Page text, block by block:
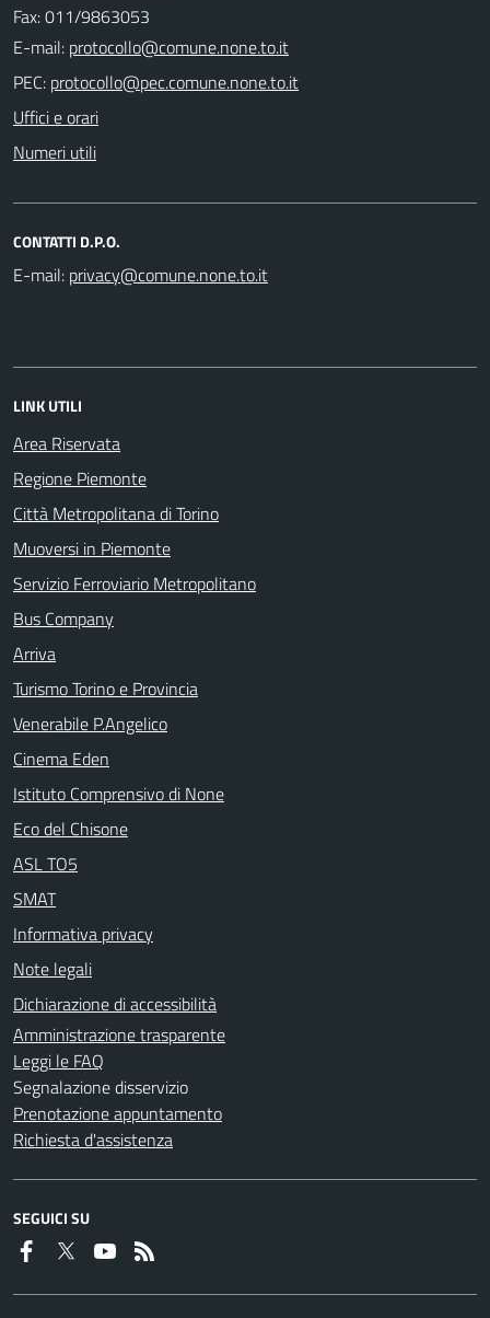
Fax: 011/9863053
E-mail:
PEC:
Uffici e orari
Numeri utili
CONTATTI D.P.O.
E-mail:
LINK UTILI
Area Riservata
Regione Piemonte
Città Metropolitana di Torino
Muoversi in Piemonte
Servizio Ferroviario Metropolitano
Bus Company
Arriva
Turismo Torino e Provincia
Venerabile P.Angelico
Cinema Eden
Istituto Comprensivo di None
Eco del Chisone
ASL TO5
SMAT
Informativa privacy
Note legali
Dichiarazione di accessibilità
Amministrazione trasparente
Leggi le FAQ
Segnalazione disservizio
Prenotazione appuntamento
Richiesta d'assistenza
SEGUICI SU